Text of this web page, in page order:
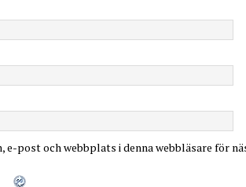
e-post och webbplats i denna webbläsare för